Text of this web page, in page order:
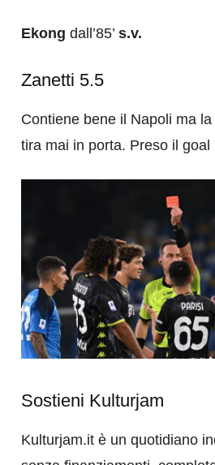
Ekong dall’85’ s.v.
Zanetti 5.5
Contiene bene il Napoli ma
tira mai in porta. Preso il goal
Sostieni Kulturjam
Kulturjam.it è un quotidiano